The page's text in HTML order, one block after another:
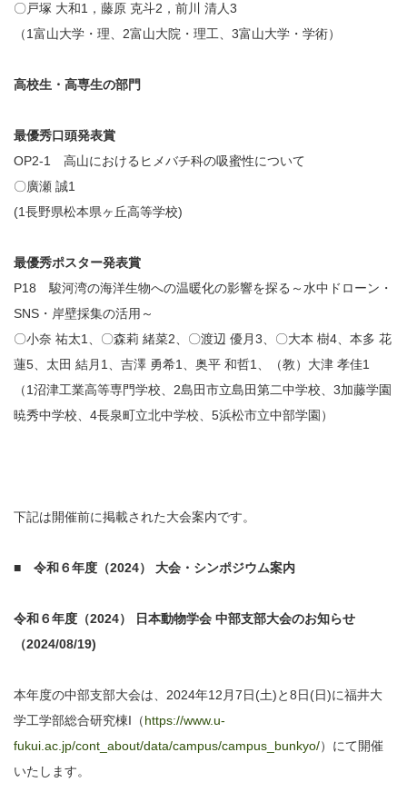
〇戸塚 大和1 ，藤原 克斗2 ，前川 清人3
（1富山大学・理、 2富山大院・理工、 3富山大学・学術）
高校生・高専生の部門
最優秀口頭発表賞
OP2-1 高山におけるヒメバチ科の吸蜜性について
〇廣瀬 誠1
(1長野県松本県ヶ丘高等学校)
最優秀ポスター発表賞
P18 駿河湾の海洋生物への温暖化の影響を探る～水中ドローン・
SNS・岸壁採集の活用～
〇小奈 祐太1 、〇森莉 緒菜2 、〇渡辺 優月3 、〇大本 樹4 、本多 花
蓮5 、太田 結月 1 、吉澤 勇希1 、奥平 和哲1 、（教）大津 孝佳1
（1沼津工業高等専門学校、 2島田市立島田第二中学校、 3加藤学園
暁秀中学校、 4長泉町立北中学校、 5浜松市立中部学園）
下記は開催前に掲載された大会案内です。
■ 令和６年度（2024） 大会・シンポジウム案内
令和６年度（2024） 日本動物学会 中部支部大会のお知らせ
（2024/08/19)
本年度の中部支部大会は、2024年12月7日(土)と8日(日)に福井大
学工学部総合研究棟I（https://www.u-
fukui.ac.jp/cont_about/data/campus/campus_bunkyo/）にて開催
いたします。